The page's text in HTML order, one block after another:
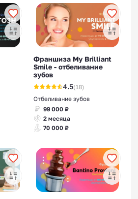
Франшиза My Brilliant
Smile - отбеливание
зубов
4.5(18)
Отбеливание зубов
99 000 ₽
2 месяца
70 000 ₽